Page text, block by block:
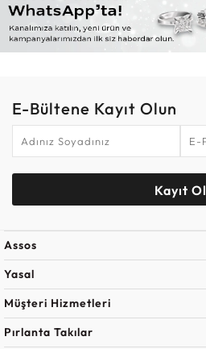
E-Bültene Kayıt Olun
Kayıt Ol
Assos
Yasal
Müşteri Hizmetleri
Pırlanta Takılar